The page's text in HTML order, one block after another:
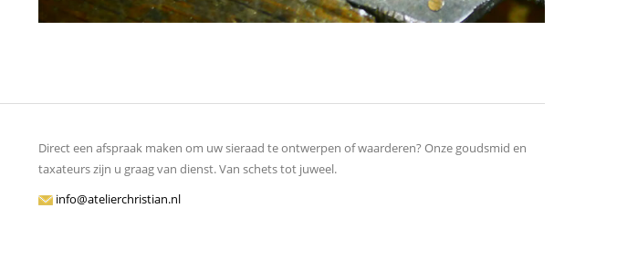
Direct een afspraak maken om uw sieraad te ontwerpen of waarderen? Onze goudsmid en
taxateurs zijn u graag van dienst. Van schets tot juweel.
info@atelierchristian.nl